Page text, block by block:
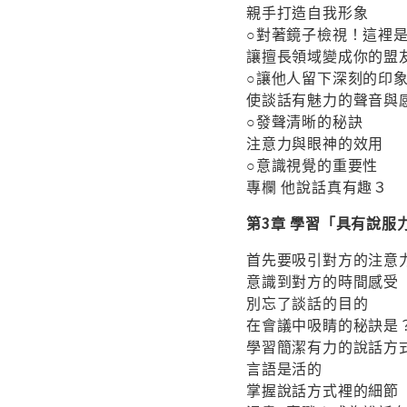
親手打造自我形象
○對著鏡子檢視！這裡
讓擅長領域變成你的盟
○讓他人留下深刻的印
使談話有魅力的聲音與
○發聲清晰的秘訣
注意力與眼神的效用
○意識視覺的重要性
專欄 他說話真有趣３
第3章 學習「具有說服
首先要吸引對方的注意
意識到對方的時間感受
別忘了談話的目的
在會議中吸睛的秘訣是
學習簡潔有力的說話方
言語是活的
掌握說話方式裡的細節